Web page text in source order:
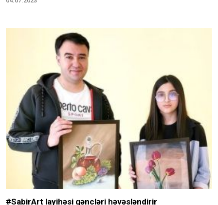
#SabirArt layihəsi gəncləri həvəsləndirir